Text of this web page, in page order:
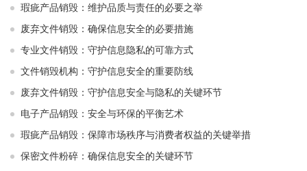
瑕疵产品销毁：维护品质与责任的必要之举
废弃文件销毁：确保信息安全的必要措施
专业文件销毁：守护信息隐私的可靠方式
文件销毁机构：守护信息安全的重要防线
废弃文件销毁：守护信息安全与隐私的关键环节
电子产品销毁：安全与环保的平衡艺术
瑕疵产品销毁：保障市场秩序与消费者权益的关键举措
保密文件粉碎：确保信息安全的关键环节